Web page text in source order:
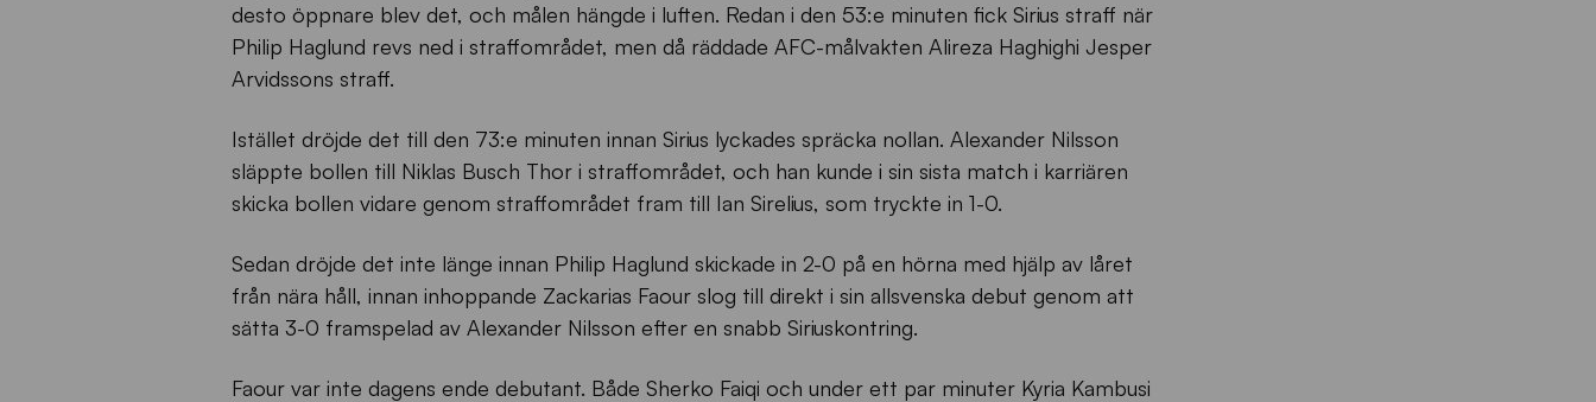
desto öppnare blev det, och målen hängde i luften. Redan i den 53:e minuten fick Sirius straff när
Philip Haglund revs ned i straffområdet, men då räddade AFC-målvakten Alireza Haghighi Jesper
Arvidssons straff.
Istället dröjde det till den 73:e minuten innan Sirius lyckades spräcka nollan. Alexander Nilsson
släppte bollen till Niklas Busch Thor i straffområdet, och han kunde i sin sista match i karriären
skicka bollen vidare genom straffområdet fram till Ian Sirelius, som tryckte in 1-0.
Sedan dröjde det inte länge innan Philip Haglund skickade in 2-0 på en hörna med hjälp av låret
från nära håll, innan inhoppande Zackarias Faour slog till direkt i sin allsvenska debut genom att
sätta 3-0 framspelad av Alexander Nilsson efter en snabb Siriuskontring.
Faour var inte dagens ende debutant. Både Sherko Faiqi och under ett par minuter Kyria Kambusi